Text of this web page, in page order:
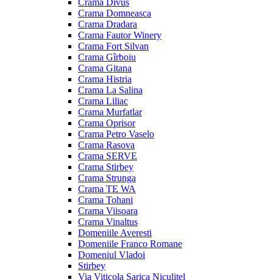
Crama Divus
Crama Domneasca
Crama Dradara
Crama Fautor Winery
Crama Fort Silvan
Crama Gîrboiu
Crama Gitana
Crama Histria
Crama La Salina
Crama Liliac
Crama Murfatlar
Crama Oprisor
Crama Petro Vaselo
Crama Rasova
Crama SERVE
Crama Stirbey
Crama Strunga
Crama TE WA
Crama Tohani
Crama Viisoara
Crama Vinaltus
Domeniile Averesti
Domeniile Franco Romane
Domeniul Vladoi
Stirbey
Via Viticola Sarica Niculițel